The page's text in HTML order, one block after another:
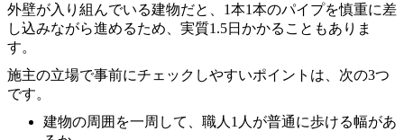
外壁が入り組んでいる建物だと、1本1本のパイプを慎重に差
し込みながら進めるため、実質1.5日かかることもありま
す。
施主の立場で事前にチェックしやすいポイントは、次の3つ
です。
建物の周囲を一周して、職人1人が普通に歩ける幅があ